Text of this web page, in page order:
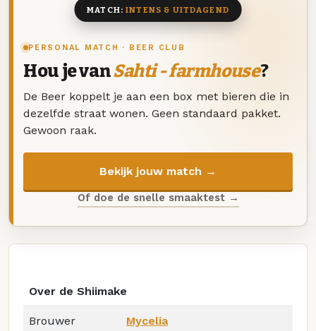
PERSONAL MATCH · BEER CLUB
Hou je vanSahti - farmhouse?
De Beer koppelt je aan een box met bieren die in
dezelfde straat wonen. Geen standaard pakket.
Gewoon raak.
Bekijk jouw match →
Of doe de snelle smaaktest →
MATCH:INTENS & UITDAGEND
Over de Shiimake
Brouwer Mycelia